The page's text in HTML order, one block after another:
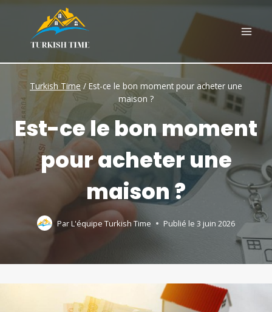
content
Turkish Time / Est-ce le bon moment pour acheter une
maison ?
Est-ce le bon moment
pour acheter une
maison ?
ParL'équipe Turkish Time Publié le 3 juin 2026